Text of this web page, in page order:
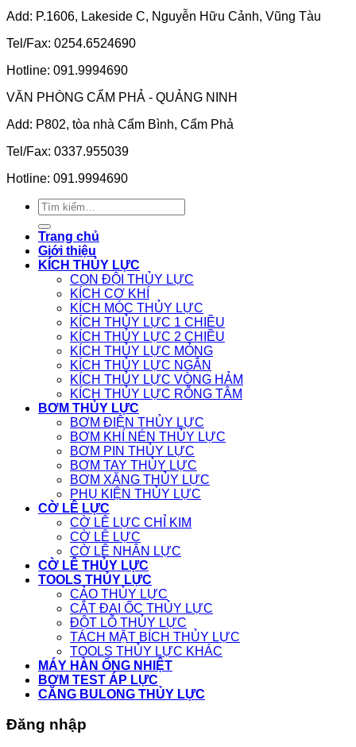
Add: P.1606, Lakeside C, Nguyễn Hữu Cảnh, Vũng Tàu
Tel/Fax: 0254.6524690
Hotline: 091.9994690
VĂN PHÒNG CẨM PHẢ - QUẢNG NINH
Add: P802, tòa nhà Cẩm Bình, Cẩm Phả
Tel/Fax: 0337.955039
Hotline: 091.9994690
Tìm
kiếm:
Trang chủ
Giới thiệu
KÍCH THỦY LỰC
CON ĐỘI THỦY LỰC
KÍCH CƠ KHÍ
KÍCH MÓC THỦY LỰC
KÍCH THỦY LỰC 1 CHIỀU
KÍCH THỦY LỰC 2 CHIỀU
KÍCH THỦY LỰC MỎNG
KÍCH THỦY LỰC NGẮN
KÍCH THỦY LỰC VÒNG HẢM
KÍCH THỦY LỰC RỖNG TÂM
BƠM THỦY LỰC
BƠM ĐIỆN THỦY LỰC
BƠM KHÍ NÉN THỦY LỰC
BƠM PIN THỦY LỰC
BƠM TAY THỦY LỰC
BƠM XĂNG THỦY LỰC
PHỤ KIỆN THỦY LỰC
CỜ LÊ LỰC
CỜ LÊ LỰC CHỈ KIM
CỜ LÊ LỰC
CỜ LÊ NHÂN LỰC
CỜ LÊ THỦY LỰC
TOOLS THỦY LỰC
CẢO THỦY LỰC
CẮT ĐAI ỐC THỦY LỰC
ĐỘT LỖ THỦY LỰC
TÁCH MẶT BÍCH THỦY LỰC
TOOLS THỦY LỰC KHÁC
MÁY HÀN ỐNG NHIỆT
BƠM TEST ÁP LỰC
CĂNG BULONG THỦY LỰC
Đăng nhập